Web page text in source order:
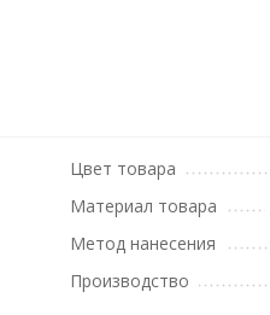
Цвет товара
Материал товара
Метод нанесения
Производство